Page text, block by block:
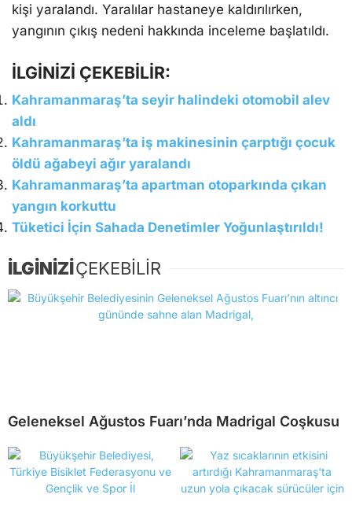
kişi yaralandı. Yaralılar hastaneye kaldırılırken,
yangının çıkış nedeni hakkında inceleme başlatıldı.
İLGİNİZİ ÇEKEBİLİR:
Kahramanmaraş’ta seyir halindeki otomobil alev
aldı
Kahramanmaraş’ta iş makinesinin çarptığı çocuk
öldü ağabeyi ağır yaralandı
Kahramanmaraş’ta apartman otoparkında çıkan
yangın korkuttu
Tüketici İçin Sahada Denetimler Yoğunlaştırıldı!
İLGİNİZİÇEKEBİLİR
Geleneksel Ağustos Fuarı’nda Madrigal Coşkusu